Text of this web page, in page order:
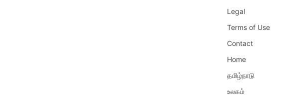
Legal
Terms of Use
Contact
Home
தமிழ்நாடு
உலகம்